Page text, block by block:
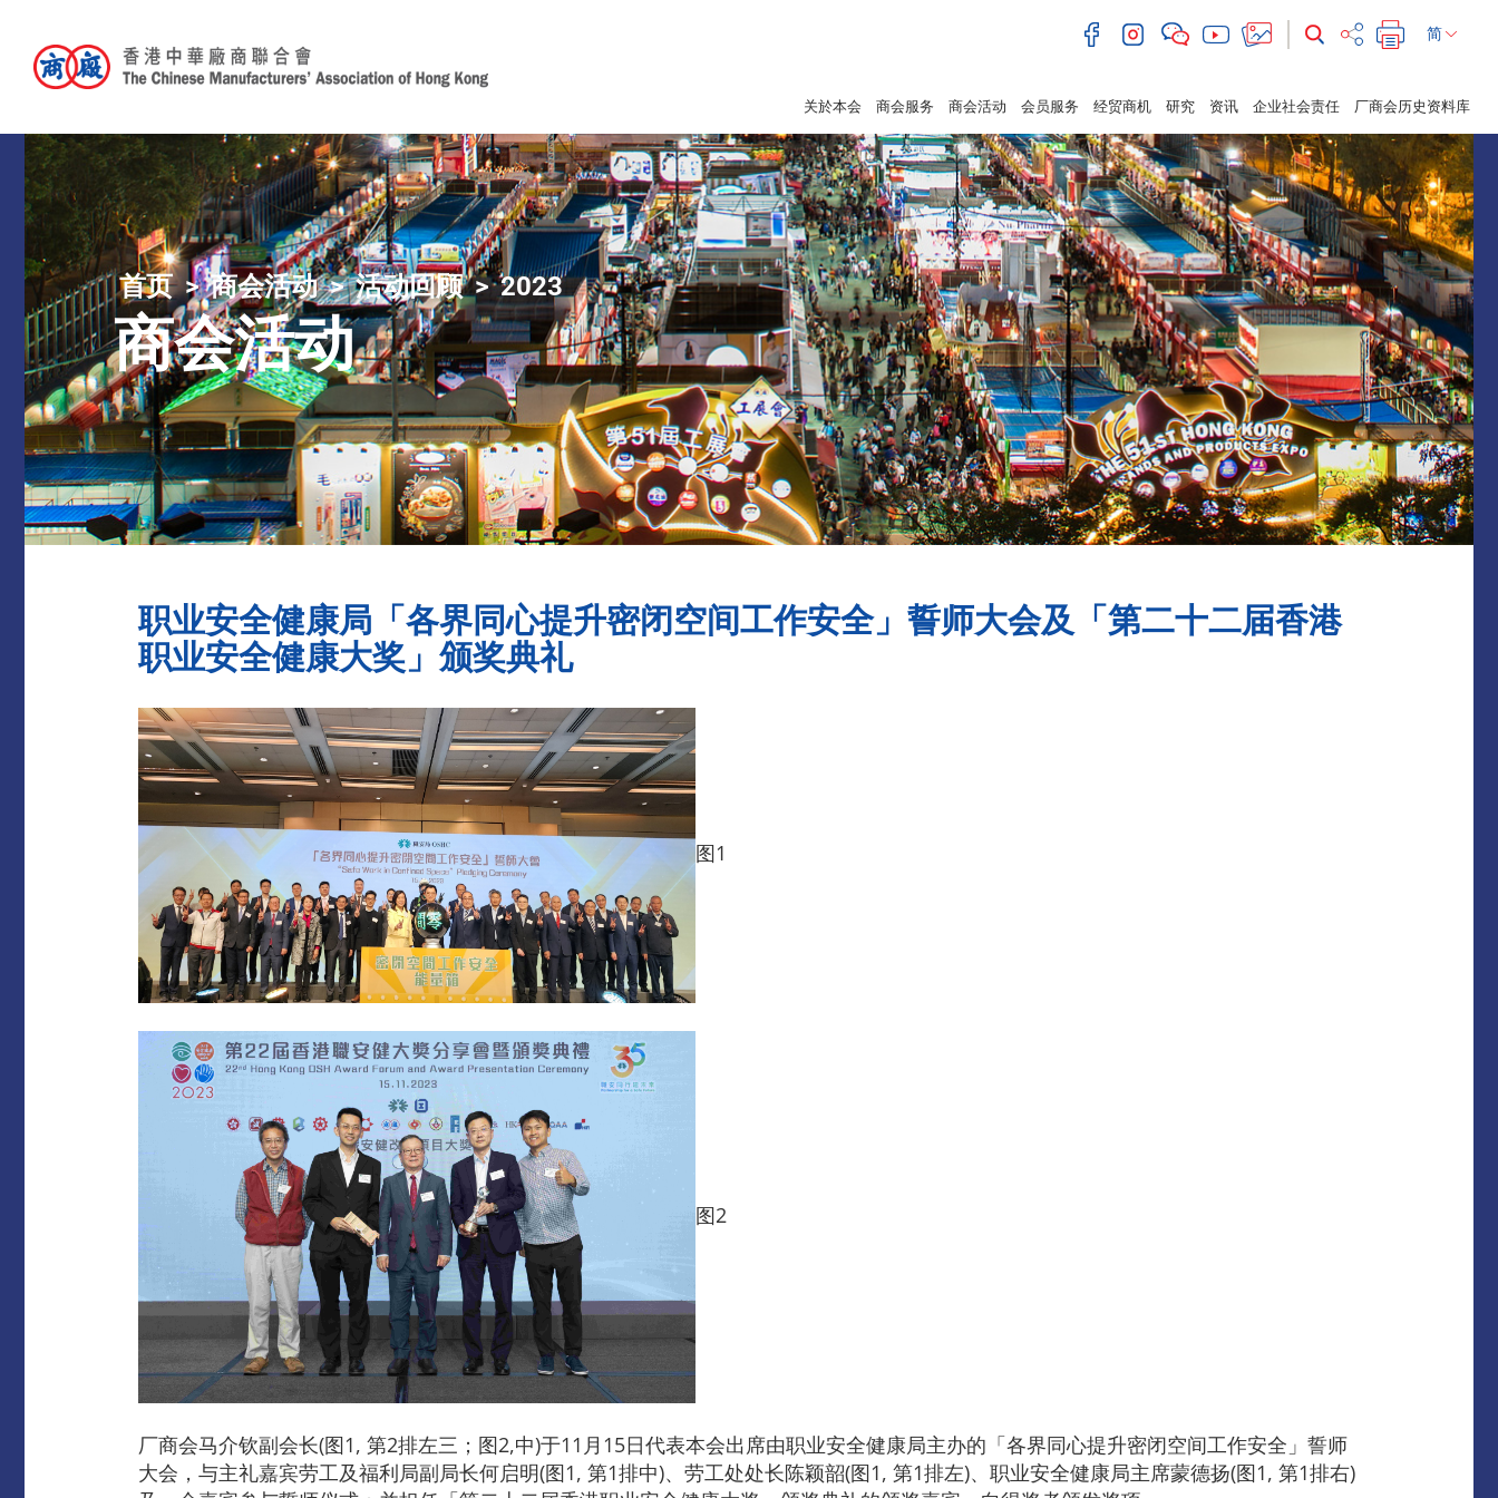
简
关於本会 商会服务 商会活动 会员服务 经贸商机 研究 资讯 企业社会责任 厂商会历史资料库
首页 商会活动 活动回顾 2023
商会活动
职业安全健康局「各界同心提升密闭空间工作安全」誓师大会及「第二十二届香港
职业安全健康大奖」颁奖典礼
图1
图2
厂商会马介钦副会长(图1, 第2排左三；图2,中)于11月15日代表本会出席由职业安全健康局主办的「各界同心提升密闭空间工作安全」誓师
大会，与主礼嘉宾劳工及福利局副局长何启明(图1, 第1排中)、劳工处处长陈颖韶(图1, 第1排左)、职业安全健康局主席蒙德扬(图1, 第1排右)